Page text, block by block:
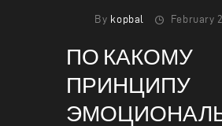
By kopbal February
ПО КАКОМУ
ПРИНЦИПУ